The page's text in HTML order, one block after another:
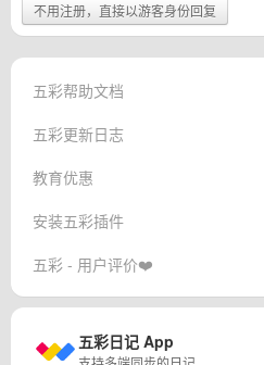
不用注册，直接以游客身份回复
五彩帮助文档
五彩更新日志
教育优惠
安装五彩插件
五彩 - 用户评价❤️
五彩日记 App